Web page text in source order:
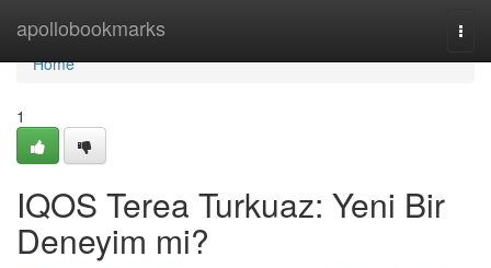
apollobookmarks
Home
Home
1
IQOS Terea Turkuaz: Yeni Bir
Deneyim mi?